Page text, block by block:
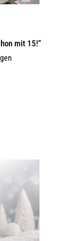
mit 15!“